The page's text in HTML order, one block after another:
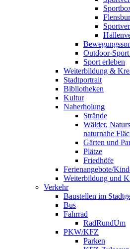
Outdoor-
Sport erleben
Weiterbildung &
Stadtportrait
Bibliotheken
Kultur
Naherholung
Strände
Wälder,
naturnahe
Gärten und
Plätze
Friedhöfe
Ferienangebote/
Weiterbildung und
Verkehr
Baustellen im
Bus
Fahrrad
RadRundUm
PKW/KFZ
Parken